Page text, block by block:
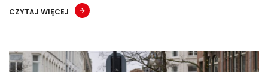
CZYTAJ WIĘCEJ